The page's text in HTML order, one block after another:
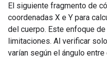
El siguiente fragmento de
coordenadas X e Y para
del cuerpo. Este enfoque
limitaciones. Al verificar
varían según el ángulo